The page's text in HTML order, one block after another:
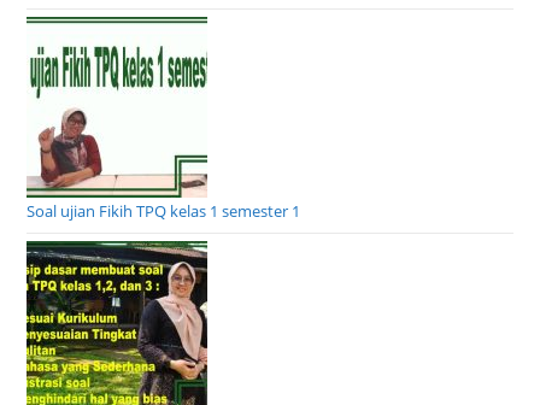
Soal ujian Fikih TPQ kelas 1 semester 1